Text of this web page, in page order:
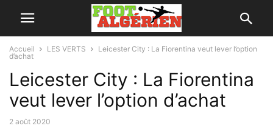
Accueil LES VERTS
Leicester City : La Fiorentina veut lever l’option
d’achat
Leicester City : La Fiorentina
veut lever l’option d’achat
2 août 2020